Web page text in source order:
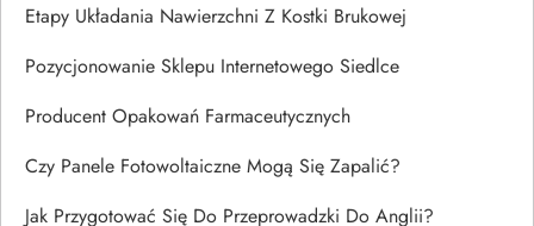
Etapy Układania Nawierzchni Z Kostki Brukowej
Pozycjonowanie Sklepu Internetowego Siedlce
Producent Opakowań Farmaceutycznych
Czy Panele Fotowoltaiczne Mogą Się Zapalić?
Jak Przygotować Się Do Przeprowadzki Do Anglii?